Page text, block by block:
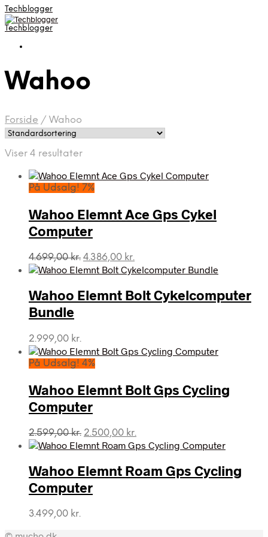
Techblogger
Techblogger
Wahoo
Forside / Wahoo
Viser 4 resultater
På Udsalg! 7%
Wahoo Elemnt Ace Gps Cykel
Computer
4.699,00kr. Den
oprindelige
var:
4.699,00 kr..
4.386,00 kr.
aktuelle
er:
4.386,00 kr..
Wahoo Elemnt Bolt Cykelcomputer
Bundle
2.999,00 kr.
På Udsalg! 4%
Wahoo Elemnt Bolt Gps Cycling
Computer
2.599,00kr. Den
oprindelige
var:
2.599,00 kr..
2.500,00 kr.
aktuelle
er:
2.500,00 kr..
Wahoo Elemnt Roam Gps Cycling
Computer
3.499,00 kr.